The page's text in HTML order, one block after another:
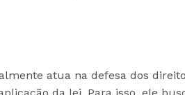
atua na defesa dos